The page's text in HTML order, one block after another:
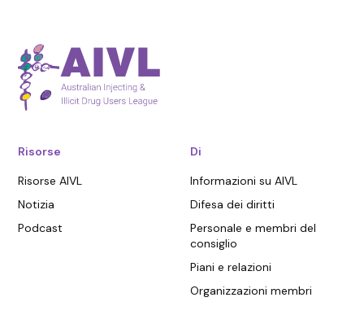
Risorse
Risorse AIVL
Notizia
Podcast
Di
Informazioni su AIVL
Difesa dei diritti
Personale e membri del
consiglio
Piani e relazioni
Organizzazioni membri